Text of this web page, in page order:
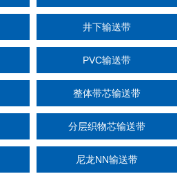
井下输送带
PVC输送带
整体带芯输送带
分层织物芯输送带
尼龙NN输送带